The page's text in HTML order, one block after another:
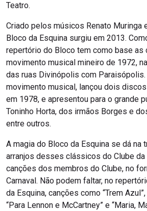
Teatro.
Criado pelos músicos Renato Muringa
Bloco da Esquina surgiu em 2013.
repertório do Bloco tem como base as
movimento musical mineiro de 1972,
das ruas Divinópolis com Paraisópolis.
movimento musical, lançou dois
em 1978, e apresentou para o grande
Toninho Horta, dos irmãos Borges e
entre outros.
A magia do Bloco da Esquina se dá na
arranjos desses clássicos do Clube da
canções dos membros do Clube, no
Carnaval. Não podem faltar, no
da Esquina, canções como “Trem
“Para Lennon e McCartney” e “Maria,